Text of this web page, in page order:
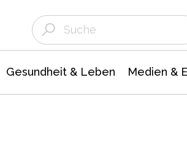
Gesundheit & Leben Medien &